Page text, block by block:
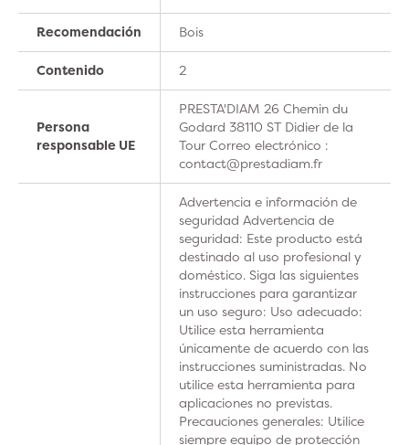
Recomendación Bois
Contenido 2
Persona
responsable UE
PRESTA'DIAM 26 Chemin du
Godard 38110 ST Didier de la
Tour Correo electrónico :
contact@prestadiam.fr
Advertencia e información de
seguridad Advertencia de
seguridad: Este producto está
destinado al uso profesional y
doméstico. Siga las siguientes
instrucciones para garantizar
un uso seguro: Uso adecuado:
Utilice esta herramienta
únicamente de acuerdo con las
instrucciones suministradas. No
utilice esta herramienta para
aplicaciones no previstas.
Precauciones generales: Utilice
siempre equipo de protección